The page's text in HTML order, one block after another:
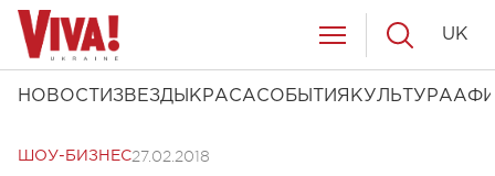
НОВОСТИ ЗВЕЗДЫ КРАСАСОБЫТИЯ КУЛЬТУРА
UK
ШОУ-БИЗНЕС27.02.2018